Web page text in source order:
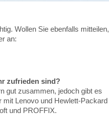
Wollen Sie ebenfalls mitteilen,
an:
zufrieden sind?
gut zusammen, jedoch gibt es
mit Lenovo und Hewlett-Packard
und PROFFIX.